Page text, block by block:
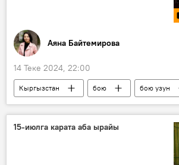
Аяна Байтемирова
14 Теке 2024, 22:00
Кыргызстан бою
бою узун
Видео
15-июлга карата аба ырайы